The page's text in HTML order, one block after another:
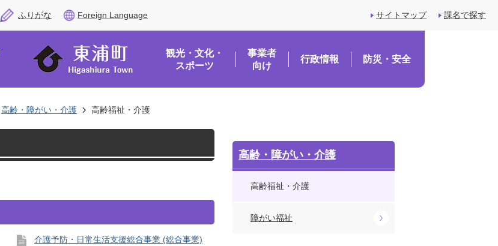
ふりがな Foreign Language サイトマップ 課名で探す
観光・文化・
スポーツ
事業者
向け
行政情報 防災・安全
高齢・障がい・介護 高齢福祉・介護
介護予防・日常生活支援総合事業 (総合事業)
高齢・障がい・介護
高齢福祉・介護
障がい福祉